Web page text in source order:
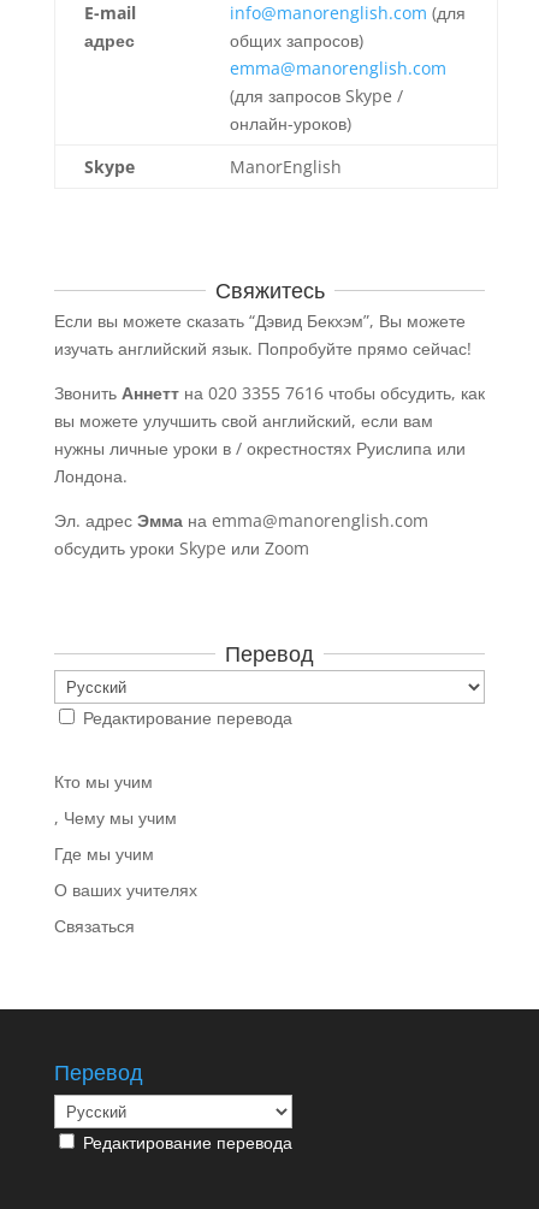
E-mail
адрес
info@manorenglish.com (для
общих запросов)
emma@manorenglish.com
(для запросов Skype /
онлайн-уроков)
Skype
ManorEnglish
Свяжитесь
Если вы можете сказать “Дэвид Бекхэм”, Вы можете
изучать английский язык. Попробуйте прямо сейчас!
Звонить Аннеттна 020 3355 7616 чтобы обсудить, как
вы можете улучшить свой английский, если вам
нужны личные уроки в / окрестностях Руислипа или
Лондона.
Эл. адрес Эммана emma@manorenglish.com
обсудить уроки Skype или Zoom
Перевод
Редактирование перевода
Кто мы учим
, Чему мы учим
Где мы учим
О ваших учителях
Связаться
Перевод
Редактирование перевода